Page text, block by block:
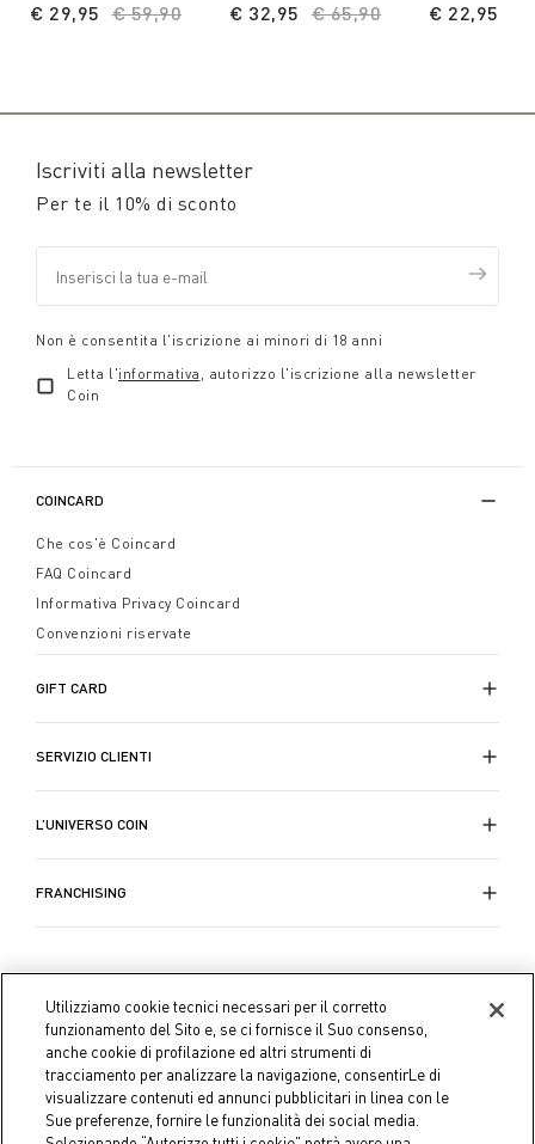
Price reduced from
€ 59,90
€ 29,95 Price reduced from
€ 65,90
€ 32,95 € 22,95
Iscriviti alla newsletter
Per te il 10% di sconto
Non è consentita l'iscrizione ai minori di 18 anni
Letta l'informativa , autorizzo l'iscrizione alla newsletter
Coin
COINCARD
Che cos'è Coincard
FAQ Coincard
Informativa Privacy Coincard
Convenzioni riservate
GIFT CARD
SERVIZIO CLIENTI
L’UNIVERSO COIN
FRANCHISING
Utilizziamo cookie tecnici necessari per il corretto
funzionamento del Sito e, se ci fornisce il Suo consenso,
anche cookie di profilazione ed altri strumenti di
tracciamento per analizzare la navigazione, consentirLe di
visualizzare contenuti ed annunci pubblicitari in linea con le
Sue preferenze, fornire le funzionalità dei social media.